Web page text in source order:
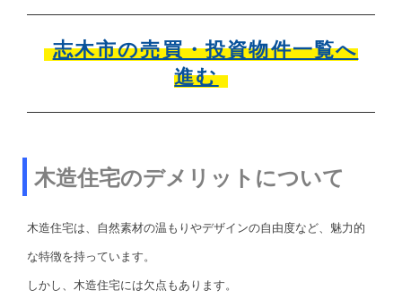
志木市の売買・投資物件一覧へ
進む
木造住宅のデメリットについて
木造住宅は、自然素材の温もりやデザインの自由度など、魅力的
な特徴を持っています。
しかし、木造住宅には欠点もあります。